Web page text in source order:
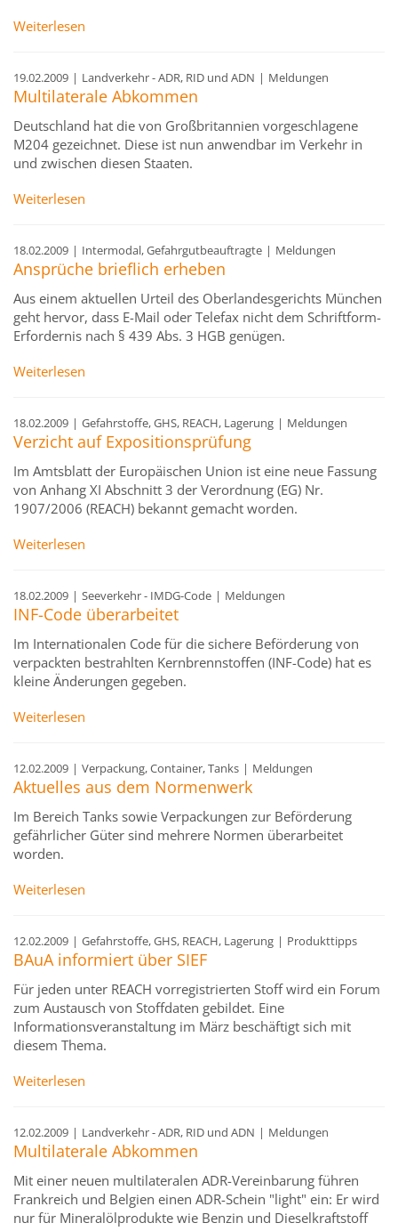
Weiterlesen
19.02.2009 | Landverkehr - ADR, RID und ADN | Meldungen
Multilaterale Abkommen
Deutschland hat die von Großbritannien vorgeschlagene
M204 gezeichnet. Diese ist nun anwendbar im Verkehr in
und zwischen diesen Staaten.
Weiterlesen
18.02.2009 | Intermodal, Gefahrgutbeauftragte | Meldungen
Ansprüche brieflich erheben
Aus einem aktuellen Urteil des Oberlandesgerichts München
geht hervor, dass E-Mail oder Telefax nicht dem Schriftform-
Erfordernis nach § 439 Abs. 3 HGB genügen.
Weiterlesen
18.02.2009 | Gefahrstoffe, GHS, REACH, Lagerung | Meldungen
Verzicht auf Expositionsprüfung
Im Amtsblatt der Europäischen Union ist eine neue Fassung
von Anhang XI Abschnitt 3 der Verordnung (EG) Nr.
1907/2006 (REACH) bekannt gemacht worden.
Weiterlesen
18.02.2009 | Seeverkehr - IMDG-Code | Meldungen
INF-Code überarbeitet
Im Internationalen Code für die sichere Beförderung von
verpackten bestrahlten Kernbrennstoffen (INF-Code) hat es
kleine Änderungen gegeben.
Weiterlesen
12.02.2009 | Verpackung, Container, Tanks | Meldungen
Aktuelles aus dem Normenwerk
Im Bereich Tanks sowie Verpackungen zur Beförderung
gefährlicher Güter sind mehrere Normen überarbeitet
worden.
Weiterlesen
12.02.2009 | Gefahrstoffe, GHS, REACH, Lagerung | Produkttipps
BAuA informiert über SIEF
Für jeden unter REACH vorregistrierten Stoff wird ein Forum
zum Austausch von Stoffdaten gebildet. Eine
Informationsveranstaltung im März beschäftigt sich mit
diesem Thema.
Weiterlesen
12.02.2009 | Landverkehr - ADR, RID und ADN | Meldungen
Multilaterale Abkommen
Mit einer neuen multilateralen ADR-Vereinbarung führen
Frankreich und Belgien einen ADR-Schein "light" ein: Er wird
nur für Mineralölprodukte wie Benzin und Dieselkraftstoff